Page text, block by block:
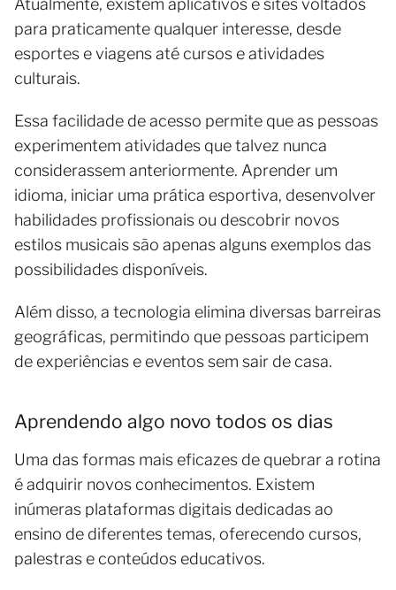
para praticamente qualquer interesse, desde
esportes e viagens até cursos e atividades
culturais.
Essa facilidade de acesso permite que as pessoas
experimentem atividades que talvez nunca
considerassem anteriormente. Aprender um
idioma, iniciar uma prática esportiva, desenvolver
habilidades profissionais ou descobrir novos
estilos musicais são apenas alguns exemplos das
possibilidades disponíveis.
Além disso, a tecnologia elimina diversas barreiras
geográficas, permitindo que pessoas participem
de experiências e eventos sem sair de casa.
Aprendendo algo novo todos os dias
Uma das formas mais eficazes de quebrar a rotina
é adquirir novos conhecimentos. Existem
inúmeras plataformas digitais dedicadas ao
ensino de diferentes temas, oferecendo cursos,
palestras e conteúdos educativos.